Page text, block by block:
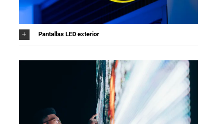
Pantallas LED exterior